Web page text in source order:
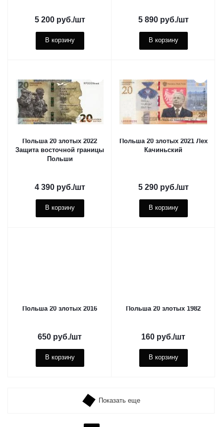
5 200руб./шт
В корзину
5 890руб./шт
В корзину
Польша 20 злотых 2022
Защита восточной границы
Польши
4 390руб./шт
В корзину
Польша 20 злотых 2021 Лех
Качиньский
5 290руб./шт
В корзину
Польша 20 злотых 2016
650 руб./шт
В корзину
Польша 20 злотых 1982
160 руб./шт
В корзину
Показать еще